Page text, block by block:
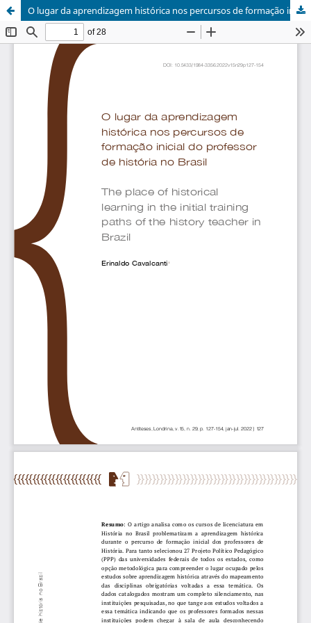
O lugar da aprendizagem histórica nos percursos de formação inicial do professor de história no Brasil